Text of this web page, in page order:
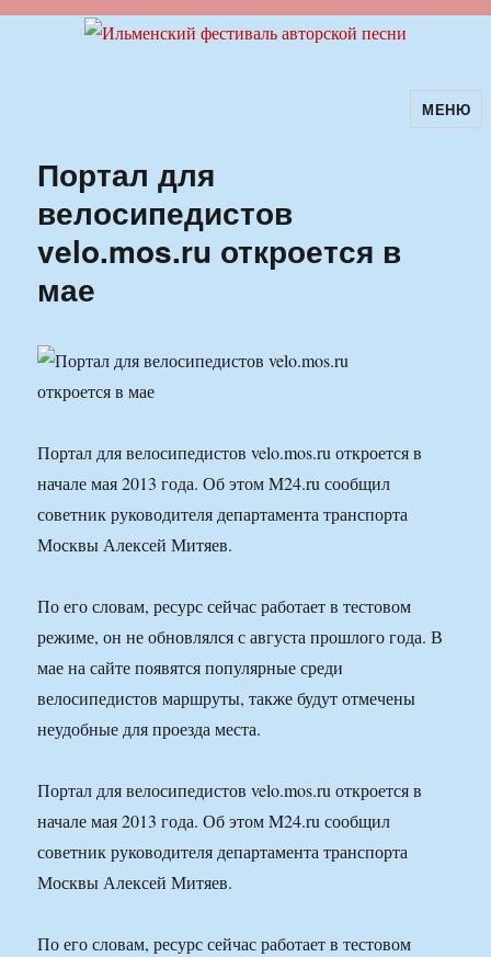
Ильменский фестиваль авторскойМЕНЮ
Портал для
велосипедистов
velo.mos.ru откроется в
мае
Портал для велосипедистов velo.mos.ru откроется в
начале мая 2013 года. Об этом M24.ru сообщил
советник руководителя департамента транспорта
Москвы Алексей Митяев.
По его словам, ресурс сейчас работает в тестовом
режиме, он не обновлялся с августа прошлого года. В
мае на сайте появятся популярные среди
велосипедистов маршруты, также будут отмечены
неудобные для проезда места.
Портал для велосипедистов velo.mos.ru откроется в
начале мая 2013 года. Об этом M24.ru сообщил
советник руководителя департамента транспорта
Москвы Алексей Митяев.
По его словам, ресурс сейчас работает в тестовом